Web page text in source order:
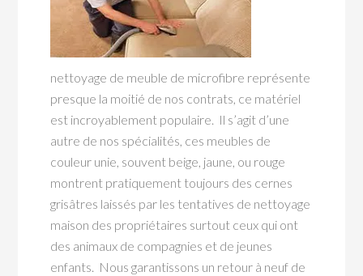
nettoyage de meuble de microfibre représente
presque la moitié de nos contrats, ce matériel
est incroyablement populaire. Il s’agit d’une
autre de nos spécialités, ces meubles de
couleur unie, souvent beige, jaune, ou rouge
montrent pratiquement toujours des cernes
grisâtres laissés par les tentatives de nettoyage
maison des propriétaires surtout ceux qui ont
des animaux de compagnies et de jeunes
enfants. Nous garantissons un retour à neuf de